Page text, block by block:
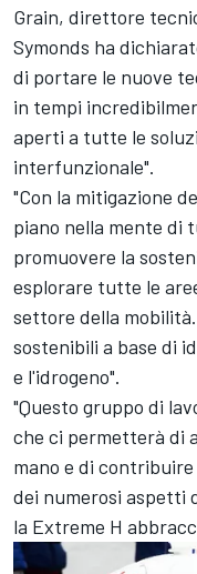
Grain, direttore
Symonds ha
di portare le nuove
in tempi
aperti a tutte le
interfunzionale".
"Con la mitigazione
piano nella mente di
promuovere la
esplorare tutte le
settore della
sostenibili a base di
e l'idrogeno".
"Questo gruppo di
che ci permetterà di
mano e di
dei numerosi aspetti
la Extreme H